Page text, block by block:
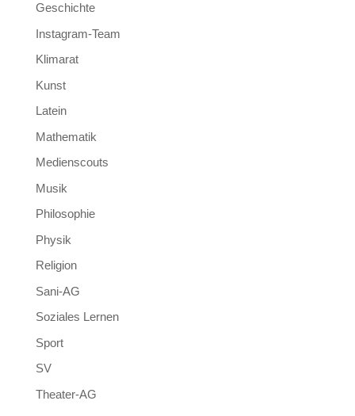
Geschichte
Instagram-Team
Klimarat
Kunst
Latein
Mathematik
Medienscouts
Musik
Philosophie
Physik
Religion
Sani-AG
Soziales Lernen
Sport
SV
Theater-AG